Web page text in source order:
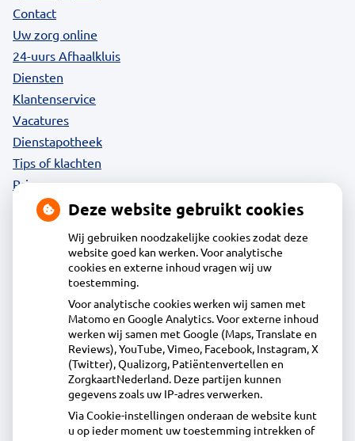
Contact
Uw zorg online
24-uurs Afhaalkluis
Diensten
Klantenservice
Vacatures
Dienstapotheek
Tips of klachten
Privacy
Acdapha Apotheek Elckerlyc
Dorpsstraat 33 1747HA Tuitjenhorn
0226-395971
info@apotheekelckerlyc.nl
Inschrijven
Deze website gebruikt cookies
Wij gebruiken noodzakelijke cookies zodat deze
website goed kan werken. Voor analytische
cookies en externe inhoud vragen wij uw
toestemming.
Voor analytische cookies werken wij samen met
Matomo en Google Analytics. Voor externe inhoud
werken wij samen met Google (Maps, Translate en
Reviews), YouTube, Vimeo, Facebook, Instagram, X
(Twitter), Qualizorg, Patiëntenvertellen en
ZorgkaartNederland. Deze partijen kunnen
gegevens zoals uw IP-adres verwerken.
Via Cookie-instellingen onderaan de website kunt
u op ieder moment uw toestemming intrekken of